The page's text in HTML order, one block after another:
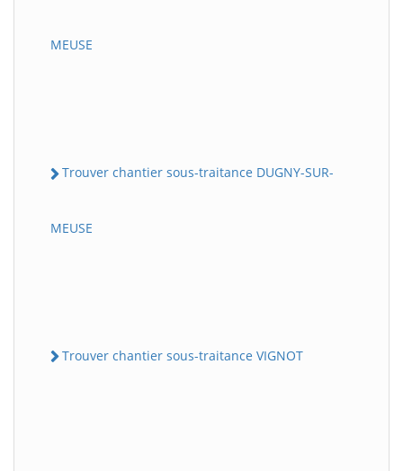
MEUSE
Trouver chantier sous-traitance DUGNY-SUR-
MEUSE
Trouver chantier sous-traitance VIGNOT